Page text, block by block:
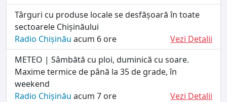
Târguri cu produse locale se desfășoară în toate
sectoarele Chișinăului
Radio Chișinău acum 6 ore
Vezi Detalii
METEO | Sâmbătă cu ploi, duminică cu soare.
Maxime termice de până la 35 de grade, în
weekend
Radio Chișinău acum 7 ore
Vezi Detalii